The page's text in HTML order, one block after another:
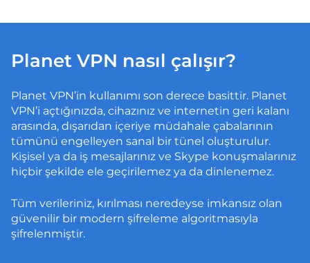
Planet VPN nasıl çalışır?
Planet VPN’in kullanımı son derece basittir. Planet
VPN’i açtığınızda, cihazınız ve internetin geri kalanı
arasında, dışarıdan içeriye müdahale çabalarının
tümünü engelleyen sanal bir tünel oluşturulur.
Kişisel ya da iş mesajlarınız ve Skype konuşmalarınız
hiçbir şekilde ele geçirilemez ya da dinlenemez.
Tüm verileriniz, kırılması neredeyse imkansız olan
güvenilir bir modern şifreleme algoritmasıyla
şifrelenmiştir.